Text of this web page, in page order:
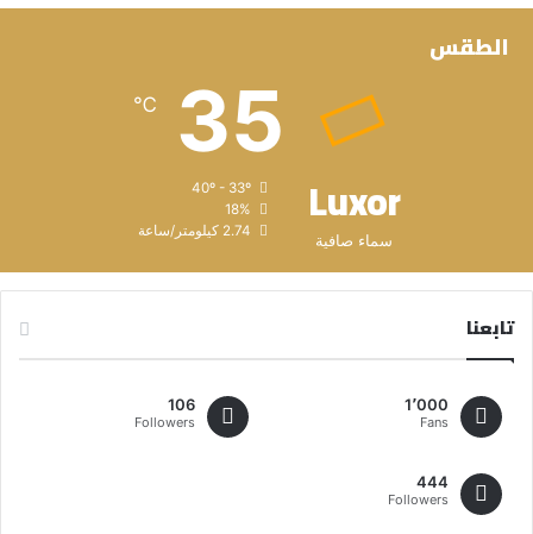
الطقس
Luxor
سماء صافية
35
℃
40º - 33º
18%
2.74 كيلومتر/ساعة
تابعنا
1٬000
Fans
106
Followers
444
Followers